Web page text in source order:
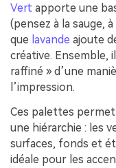
Vert apporte une
(pensez à la sauge,
que lavande ajoute
créative. Ensemble,
raffiné » d’une
l’impression.
Ces palettes
une hiérarchie : les
surfaces, fonds et
idéale pour les